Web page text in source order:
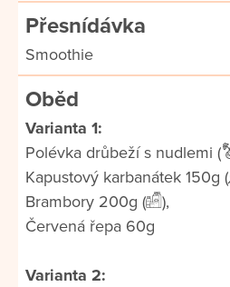
Přesnídávka
Smoothie
Oběd
Varianta 1:
Polévka drůbeží s nudlemi (
Kapustový karbanátek 150g (
Brambory 200g (
),
Červená řepa 60g
Varianta 2: